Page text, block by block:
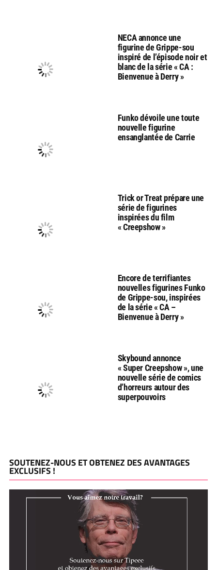
NECA annonce une
figurine de Grippe-sou
inspiré de l’épisode noir et
blanc de la série « CA :
Bienvenue à Derry »
Funko dévoile une toute
nouvelle figurine
ensanglantée de Carrie
Trick or Treat prépare une
série de figurines
inspirées du film
« Creepshow »
Encore de terrifiantes
nouvelles figurines Funko
de Grippe-sou, inspirées
de la série « CA –
Bienvenue à Derry »
Skybound annonce
« Super Creepshow », une
nouvelle série de comics
d’horreurs autour des
superpouvoirs
SOUTENEZ-NOUS ET OBTENEZ DES AVANTAGES
EXCLUSIFS !